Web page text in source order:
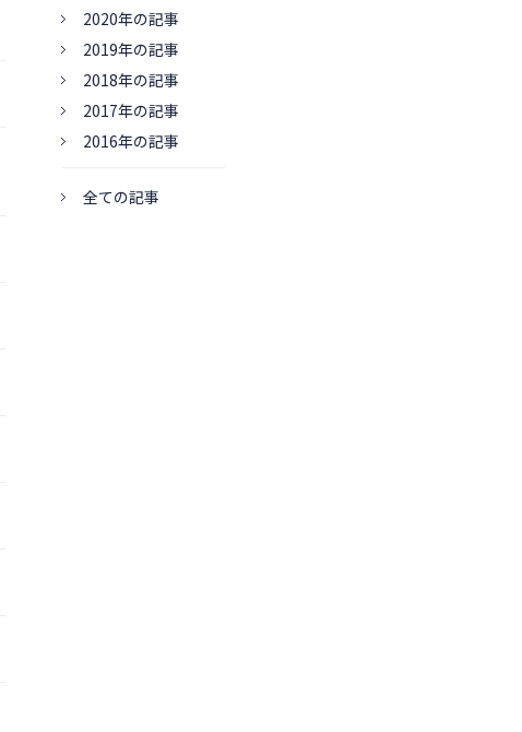
2020年の記事
2019年の記事
2018年の記事
2017年の記事
2016年の記事
全ての記事